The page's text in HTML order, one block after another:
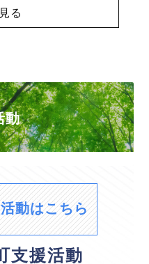
る
動
動はこちら
支援活動